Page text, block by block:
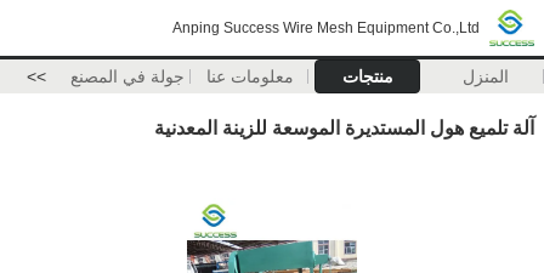
Anping Success Wire Mesh Equipment Co.,Ltd
المنزل منتجات معلومات عنا جولة في المصنع >>
آلة تلميع هول المستديرة الموسعة للزينة المعدنية